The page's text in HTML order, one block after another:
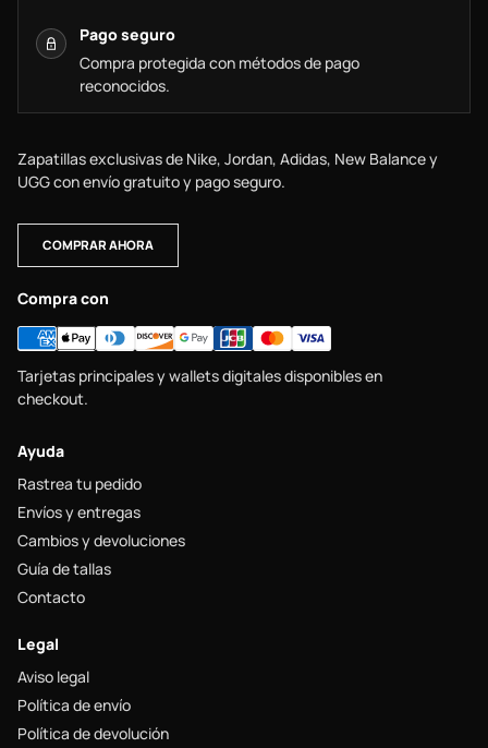
Pago seguro
Compra protegida con métodos de pago
reconocidos.
Zapatillas exclusivas de Nike, Jordan, Adidas, New Balance y
UGG con envío gratuito y pago seguro.
COMPRAR AHORA
Compra con
Tarjetas principales y wallets digitales disponibles en
checkout.
Ayuda
Rastrea tu pedido
Envíos y entregas
Cambios y devoluciones
Guía de tallas
Contacto
Legal
Aviso legal
Política de envío
Política de devolución